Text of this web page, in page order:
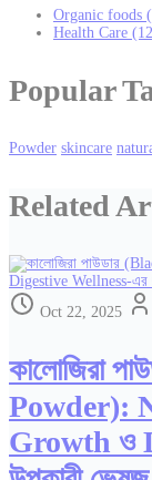
Organic foods
Health Care
Popular
Powder skincare
Related
Oct 22, 2025
কালোজিরা
Powder):
Growth ও